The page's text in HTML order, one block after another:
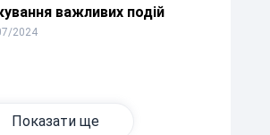
важливих подій
2024
Показати ще